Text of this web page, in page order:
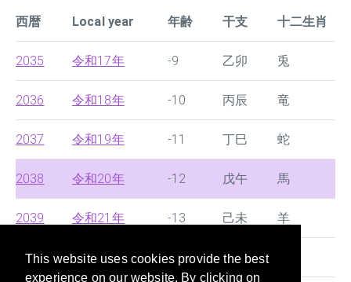
This website uses cookies provide the best
experience on our website. By clicking on
西暦 Local year 年齢 干支 十二生肖
2035 令和17年 -9 乙卯 兎
2036 令和18年 -10 丙辰 竜
2037 令和19年 -11 丁巳 蛇
2038 令和20年 -12 戊午 馬
2039 令和21年 -13 己未 羊
2040 令和22年 -14 庚申